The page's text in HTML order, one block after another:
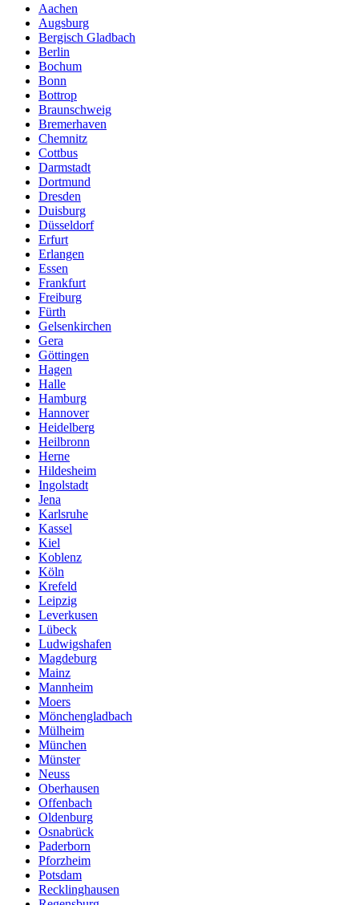
Aachen
Augsburg
Bergisch Gladbach
Berlin
Bochum
Bonn
Bottrop
Braunschweig
Bremerhaven
Chemnitz
Cottbus
Darmstadt
Dortmund
Dresden
Duisburg
Düsseldorf
Erfurt
Erlangen
Essen
Frankfurt
Freiburg
Fürth
Gelsenkirchen
Gera
Göttingen
Hagen
Halle
Hamburg
Hannover
Heidelberg
Heilbronn
Herne
Hildesheim
Ingolstadt
Jena
Karlsruhe
Kassel
Kiel
Koblenz
Köln
Krefeld
Leipzig
Leverkusen
Lübeck
Ludwigshafen
Magdeburg
Mainz
Mannheim
Moers
Mönchengladbach
Mülheim
München
Münster
Neuss
Oberhausen
Offenbach
Oldenburg
Osnabrück
Paderborn
Pforzheim
Potsdam
Recklinghausen